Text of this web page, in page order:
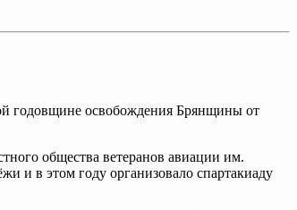
годовщине освобождения Брянщины от
общества ветеранов авиации им.
и в этом году организовало спартакиаду